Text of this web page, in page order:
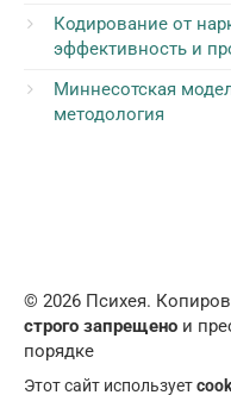
Кодирование от
эффективность и
Миннесотская
методология
© 2026 Психея.
строго запрещено и
порядке
Этот сайт использует